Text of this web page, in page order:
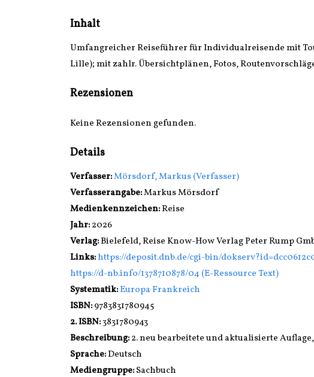
Inhalt
Umfangreicher Reiseführer für Individualreisende mit
Lille); mit zahlr. Übersichtplänen, Fotos,
Rezensionen
Keine Rezensionen gefunden.
Details
Verfasser:Suche nach diesem Verfasser
Mörsdorf, Markus (Verfasser)
Verfasserangabe:Markus Mörsdorf
Medienkennzeichen:Reise
Jahr:2026
Verlag:Bielefeld, Reise Know-How Verlag Peter Rump
opens in new tab
Links:Diesen Link in neuem Tab öffnen
https://deposit.dnb.de/cgi-bin/
https://d-nb.info/1378710878/04 (E-Ressource Text)
Systematik:Suche nach dieser Systematik
Europa Frankreich
Suche nach diesem Interessenskreis
ISBN:9783831780945
2. ISBN:3831780943
Beschreibung:2. neu bearbeitete und aktualisierte
Suche nach dieser Beteiligten Person
Sprache:Deutsch
Mediengruppe:Sachbuch